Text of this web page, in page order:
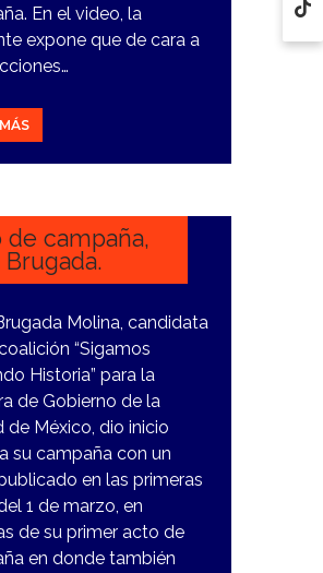
En el video, la
expone que de cara a
de campaña,
Brugada.
Molina, candidata
“Sigamos
Historia” para la
de Gobierno de la
de México, dio inicio
su campaña con un
en las primeras
1 de marzo, en
de su primer acto de
en donde también